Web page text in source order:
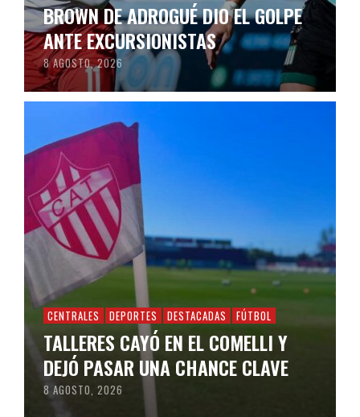
BROWN DE ADROGUÉ DIO EL GOLPE
ANTE EXCURSIONISTAS
8 AGOSTO, 2026
CENTRALES DEPORTES DESTACADAS FÚTBOL
TALLERES CAYÓ EN EL COMELLI Y
DEJÓ PASAR UNA CHANCE CLAVE
8 AGOSTO, 2026